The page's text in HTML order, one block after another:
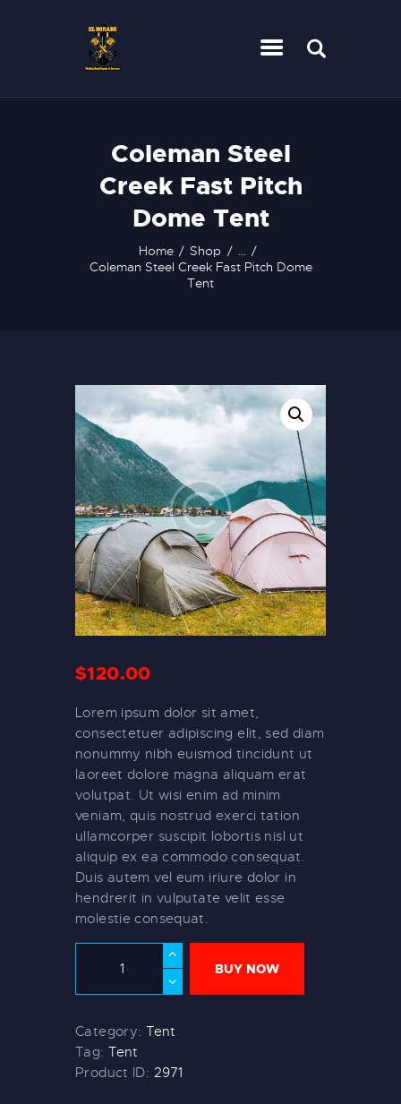
Coleman Steel
Creek Fast Pitch
Dome Tent
Home Shop
...
Coleman Steel Creek Fast Pitch Dome
Tent
SERVICES
CONTACT
$120.00
Lorem ipsum dolor sit amet,
consectetuer adipiscing elit, sed diam
nonummy nibh euismod tincidunt ut
laoreet dolore magna aliquam erat
volutpat. Ut wisi enim ad minim
veniam, quis nostrud exerci tation
ullamcorper suscipit lobortis nisl ut
aliquip ex ea commodo consequat.
Duis autem vel eum iriure dolor in
hendrerit in vulputate velit esse
molestie consequat.
BUY NOW
Category: Tent
Tag: Tent
Product ID: 2971